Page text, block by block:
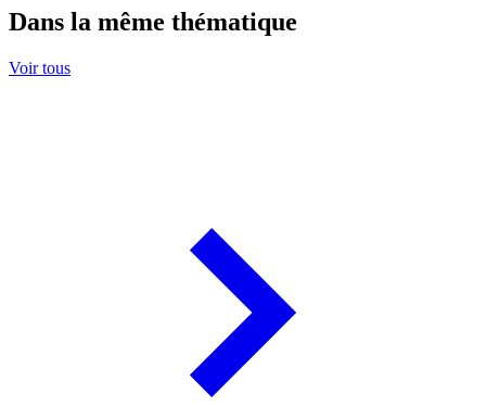
Dans la même thématique
Voir tous